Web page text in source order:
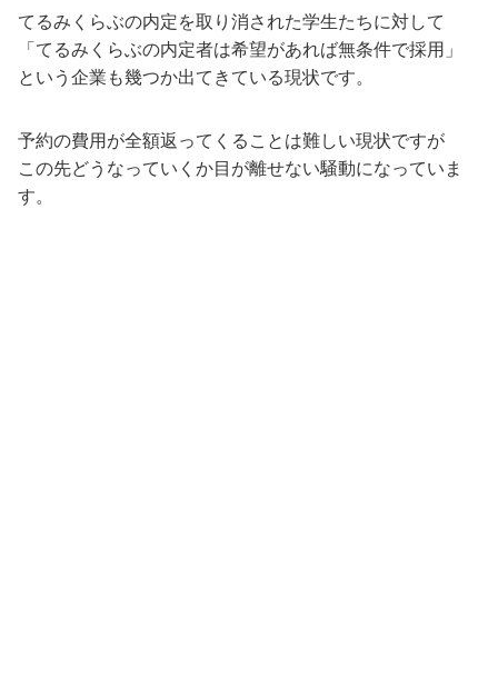
てるみくらぶの内定を取り消された学生たちに対して
「てるみくらぶの内定者は希望があれば無条件で採用」
という企業も幾つか出てきている現状です。
予約の費用が全額返ってくることは難しい現状ですが
この先どうなっていくか目が離せない騒動になっていま
す。